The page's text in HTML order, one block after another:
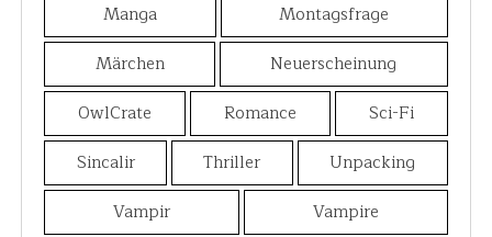
Manga
Montagsfrage
Märchen
Neuerscheinung
OwlCrate
Romance
Sci-Fi
Sincalir
Thriller
Unpacking
Vampir
Vampire